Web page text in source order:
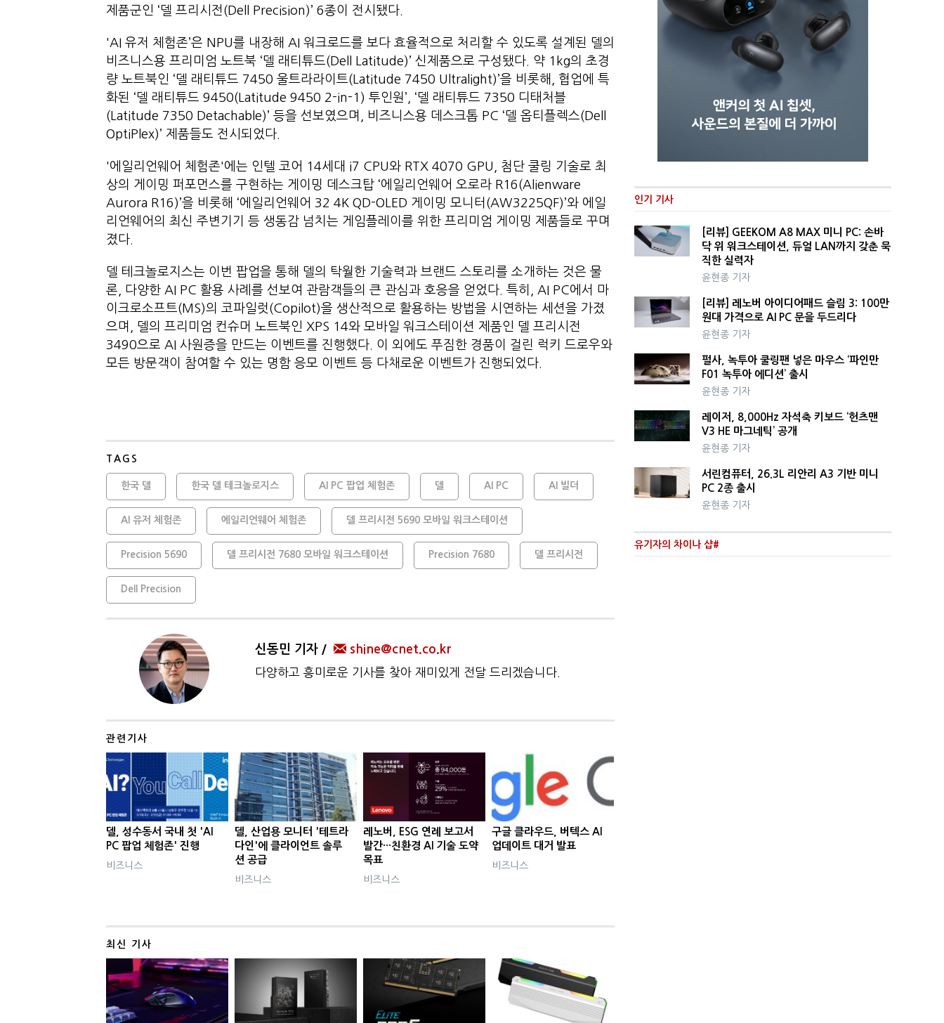
제품군인 ‘델 프리시전(Dell Precision)’ 6종이 전시됐다.
'AI 유저 체험존’은 NPU를 내장해 AI 워크로드를 보다 효율적으로 처리할 수 있도록 설계된 델의
비즈니스용 프리미엄 노트북 ‘델 래티튜드(Dell Latitude)’ 신제품으로 구성됐다. 약 1kg의 초경
량 노트북인 ‘델 래티튜드 7450 울트라라이트(Latitude 7450 Ultralight)’을 비롯해, 협업에 특
화된 ‘델 래티튜드 9450(Latitude 9450 2-in-1) 투인원’, ‘델 래티튜드 7350 디태처블
(Latitude 7350 Detachable)’ 등을 선보였으며, 비즈니스용 데스크톱 PC ‘델 옵티플렉스(Dell
OptiPlex)’ 제품들도 전시되었다.
'에일리언웨어 체험존'에는 인텔 코어 14세대 i7 CPU와 RTX 4070 GPU, 첨단 쿨링 기술로 최
상의 게이밍 퍼포먼스를 구현하는 게이밍 데스크탑 ‘에일리언웨어 오로라 R16(Alienware
Aurora R16)’을 비롯해 ‘에일리언웨어 32 4K QD-OLED 게이밍 모니터(AW3225QF)’와 에일
리언웨어의 최신 주변기기 등 생동감 넘치는 게임플레이를 위한 프리미엄 게이밍 제품들로 꾸며
졌다.
델 테크놀로지스는 이번 팝업을 통해 델의 탁월한 기술력과 브랜드 스토리를 소개하는 것은 물
론, 다양한 AI PC 활용 사례를 선보여 관람객들의 큰 관심과 호응을 얻었다. 특히, AI PC에서 마
이크로소프트(MS)의 코파일럿(Copilot)을 생산적으로 활용하는 방법을 시연하는 세션을 가졌
으며, 델의 프리미엄 컨슈머 노트북인 XPS 14와 모바일 워크스테이션 제품인 델 프리시전
3490으로 AI 사원증을 만드는 이벤트를 진행했다. 이 외에도 푸짐한 경품이 걸린 럭키 드로우와
모든 방문객이 참여할 수 있는 명함 응모 이벤트 등 다채로운 이벤트가 진행되었다.
TAGS
한국 델 한국 델 테크놀로지스 AI PC 팝업 체험존 델 AI PC AI 빌더
AI 유저 체험존 에일리언웨어 체험존 델 프리시전 5690 모바일 워크스테이션
Precision 5690 델 프리시전 7680 모바일 워크스테이션 Precision 7680 델 프리시전
Dell Precision
신동민 기자 shine@cnet.co.kr
다양하고 흥미로운 기사를 찾아 재미있게 전달 드리겠습니다.
관련기사
델, 성수동서 국내 첫 'AI
PC 팝업 체험존' 진행
비즈니스
델, 산업용 모니터 '테트라
다인'에 클라이언트 솔루
션 공급
비즈니스
레노버, ESG 연례 보고서
발간···친환경 AI 기술 도약
목표
비즈니스
구글 클라우드, 버텍스 AI
업데이트 대거 발표
비즈니스
최신 기사
인기 기사
[리뷰] GEEKOM A8 MAX 미니 PC: 손바
닥 위 워크스테이션, 듀얼 LAN까지 갖춘 묵
직한 실력자
윤현종 기자
[리뷰] 레노버 아이디어패드 슬림 3: 100만
원대 가격으로 AI PC 문을 두드리다
윤현종 기자
펄사, 녹투아 쿨링팬 넣은 마우스 ‘파인만
F01 녹투아 에디션’ 출시
윤현종 기자
레이저, 8,000Hz 자석축 키보드 ‘헌츠맨
V3 HE 마그네틱’ 공개
윤현종 기자
서린컴퓨터, 26.3L 리안리 A3 기반 미니
PC 2종 출시
윤현종 기자
유기자의 차이나 샵#